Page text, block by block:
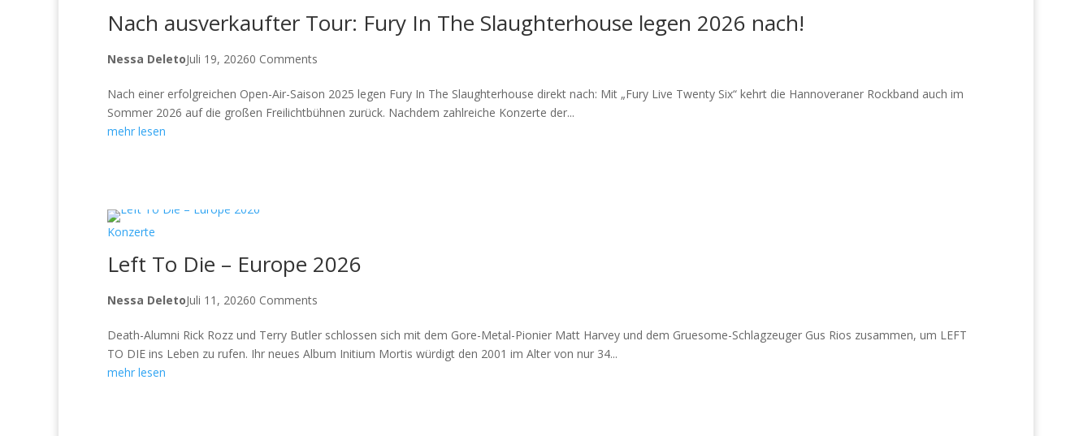
Nach ausverkaufter Tour: Fury In The Slaughterhouse legen 2026 nach!
Nessa DeletoJuli 19, 20260 Comments
Nach einer erfolgreichen Open-Air-Saison 2025 legen Fury In The Slaughterhouse direkt nach: Mit „Fury Live Twenty Six“ kehrt die Hannoveraner Rockband auch im
Sommer 2026 auf die großen Freilichtbühnen zurück. Nachdem zahlreiche Konzerte der...
mehr lesen
Konzerte
Left To Die – Europe 2026
Nessa DeletoJuli 11, 20260 Comments
Death-Alumni Rick Rozz und Terry Butler schlossen sich mit dem Gore-Metal-Pionier Matt Harvey und dem Gruesome-Schlagzeuger Gus Rios zusammen, um LEFT
TO DIE ins Leben zu rufen. Ihr neues Album Initium Mortis würdigt den 2001 im Alter von nur 34...
mehr lesen